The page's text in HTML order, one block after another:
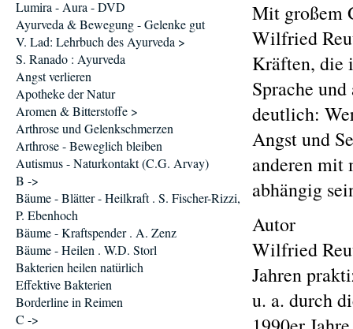
Mit großem
Wilfried
Kräften, die
Sprache
deutlich:
Angst und
anderen mit
abhängig
Autor
Wilfried
Jahren
u. a. durch
Lumira - Aura - DVD
Ayurveda & Bewegung - Gelenke gut
V. Lad: Lehrbuch des Ayurveda >
S. Ranado : Ayurveda
Angst verlieren
Apotheke der Natur
Aromen & Bitterstoffe >
Arthrose und Gelenkschmerzen
Arthrose - Beweglich bleiben
Autismus - Naturkontakt (C.G. Arvay)
B ->
Bäume - Blätter - Heilkraft . S. Fischer-Rizzi,
P. Ebenhoch
Bäume - Kraftspender . A. Zenz
Bäume - Heilen . W.D. Storl
Bakterien heilen natürlich
Effektive Bakterien
Borderline in Reimen
C ->